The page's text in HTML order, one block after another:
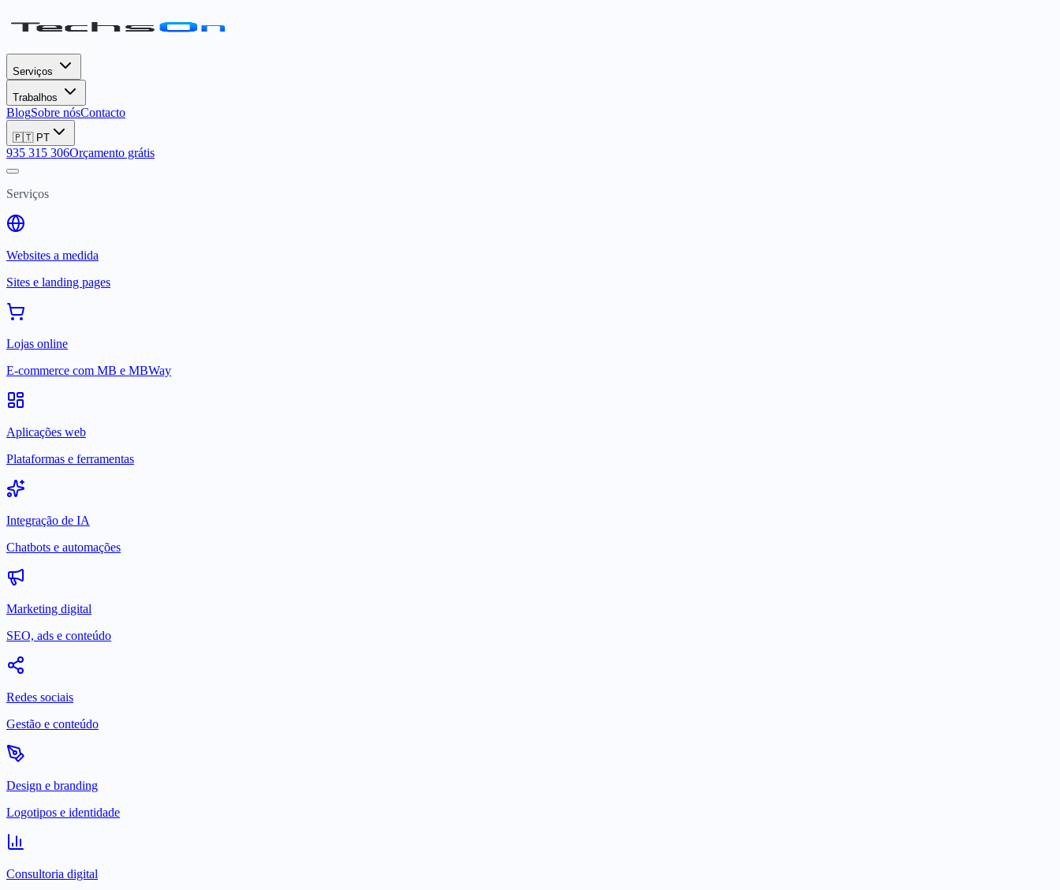
Serviços
Trabalhos
BlogSobre nósContacto
🇵🇹 PT
935 315 306Orçamento grátis
Serviços
Websites a medida
Sites e landing pages
Lojas online
E-commerce com MB e MBWay
Aplicações web
Plataformas e ferramentas
Integração de IA
Chatbots e automações
Marketing digital
SEO, ads e conteúdo
Redes sociais
Gestão e conteúdo
Design e branding
Logotipos e identidade
Consultoria digital